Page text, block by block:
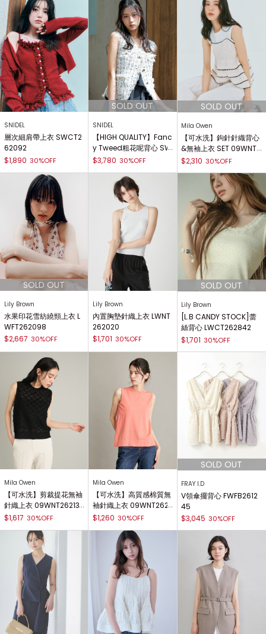
SNIDEL
層次細肩帶上衣 SWCT2
62092
$1,890 30%OFF
SNIDEL
【HIGH QUALITY】Fanc
y Tweed粗花呢背心 SW
FV262037
$3,780 30%OFF
Mila Owen
【可水洗】鉤針針織背心
&無袖上衣 SET 09WNT2
62136
$2,310 30%OFF
Lily Brown
水果印花雪紡繞頸上衣 L
WFT262098
$2,667 30%OFF
Lily Brown
內置胸墊針織上衣 LWNT
262020
$1,701 30%OFF
Lily Brown
[L.B CANDY STOCK]蕾
絲背心 LWCT262842
$1,701 30%OFF
Mila Owen
【可水洗】剪裁提花無袖
針織上衣 09WNT26213
9
$1,617 30%OFF
Mila Owen
【可水洗】高質感棉質無
袖針織上衣 09WNT262
301
$1,260 30%OFF
FRAY I.D
V領傘擺背心 FWFB2612
45
$3,045 30%OFF